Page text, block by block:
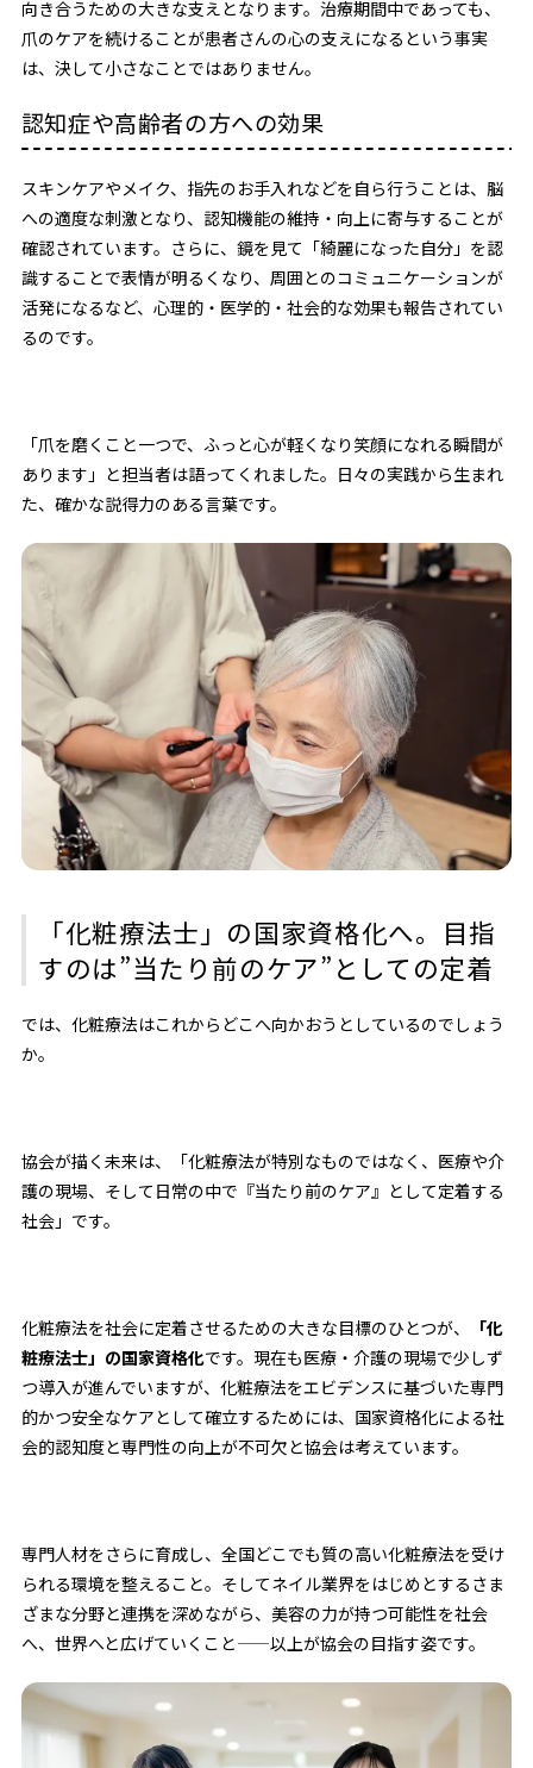
向き合うための大きな支えとなります。治療期間中であっても、
爪のケアを続けることが患者さんの心の支えになるという事実
は、決して小さなことではありません。
認知症や高齢者の方への効果
スキンケアやメイク、指先のお手入れなどを自ら行うことは、脳
への適度な刺激となり、認知機能の維持・向上に寄与することが
確認されています。さらに、鏡を見て「綺麗になった自分」を認
識することで表情が明るくなり、周囲とのコミュニケーションが
活発になるなど、心理的・医学的・社会的な効果も報告されてい
るのです。
「爪を磨くこと一つで、ふっと心が軽くなり笑顔になれる瞬間が
あります」と担当者は語ってくれました。日々の実践から生まれ
た、確かな説得力のある言葉です。
「化粧療法士」の国家資格化へ。目指
すのは”当たり前のケア”としての定着
では、化粧療法はこれからどこへ向かおうとしているのでしょう
か。
協会が描く未来は、「化粧療法が特別なものではなく、医療や介
護の現場、そして日常の中で『当たり前のケア』として定着する
社会」です。
化粧療法を社会に定着させるための大きな目標のひとつが、
「化
粧療法士」の国家資格化です。現在も医療・介護の現場で少しず
つ導入が進んでいますが、化粧療法をエビデンスに基づいた専門
的かつ安全なケアとして確立するためには、国家資格化による社
会的認知度と専門性の向上が不可欠と協会は考えています。
専門人材をさらに育成し、全国どこでも質の高い化粧療法を受け
られる環境を整えること。そしてネイル業界をはじめとするさま
ざまな分野と連携を深めながら、美容の力が持つ可能性を社会
へ、世界へと広げていくこと——以上が協会の目指す姿です。